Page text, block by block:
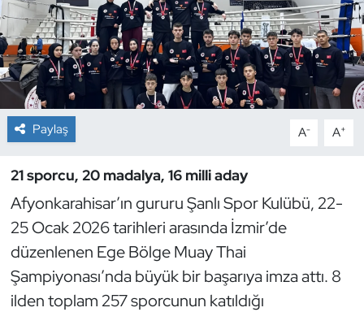
Paylaş A- A+
21 sporcu, 20 madalya, 16 milli aday
Afyonkarahisar’ın gururu Şanlı Spor Kulübü, 22-
25 Ocak 2026 tarihleri arasında İzmir’de
düzenlenen Ege Bölge Muay Thai
Şampiyonası’nda büyük bir başarıya imza attı. 8
ilden toplam 257 sporcunun katıldığı
Cimnastik
Curling
Dağcılık
Dövüş Sanatı
E-Spor
Eskrim